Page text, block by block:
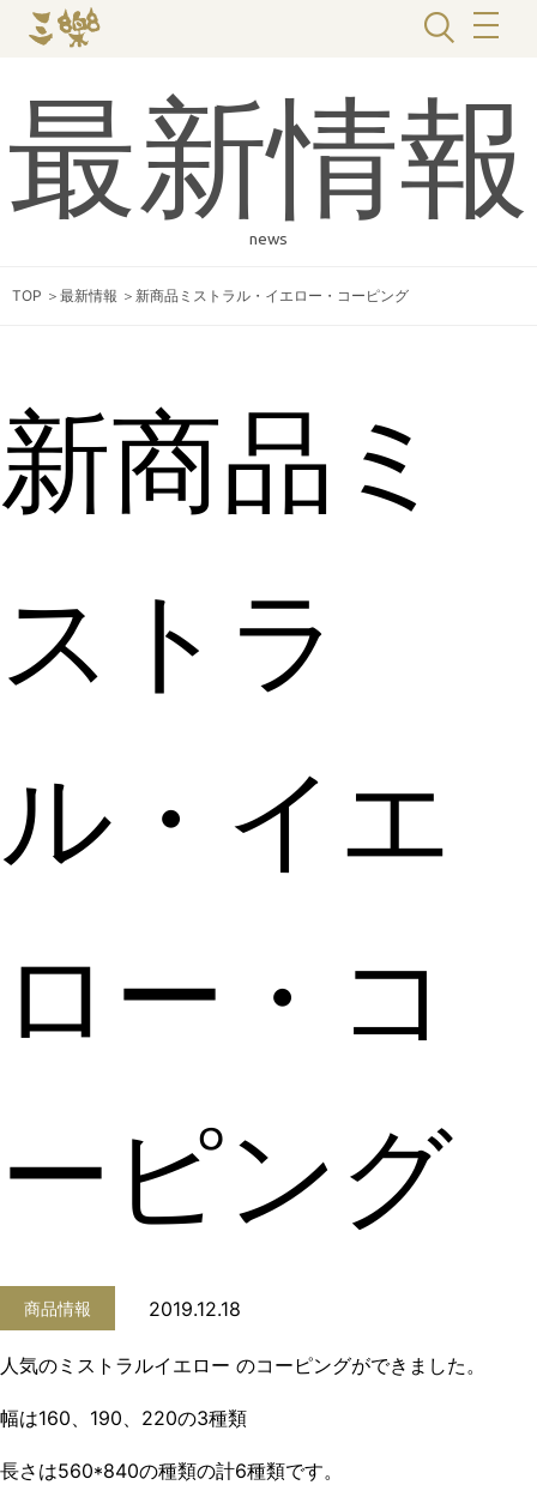
最新情報
news
TOP ＞ 最新情報 ＞ 新商品ミストラル・イエロー・コーピング
新商品ミ
ストラ
ル・イエ
ロー・コ
ーピング
商品情報 2019.12.18
人気のミストラルイエロー のコーピングができました。
幅は160、190、220の3種類
長さは560*840の種類の計6種類です。